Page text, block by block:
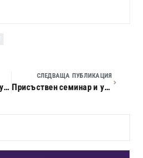
Присъствен семинар и уебинар – Данъчно облагане и счетоводно приключване на 2022 г. Ревизии и проверки по ДОПК
СЛЕДВАЩА ПУБЛИКАЦИЯ
Присъствен семинар и уебинар – Актуални въпроси на изпълнителния процес